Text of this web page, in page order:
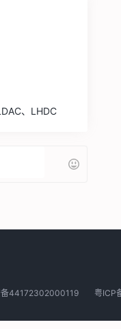
、LHDC
备44172302000119 粤ICP